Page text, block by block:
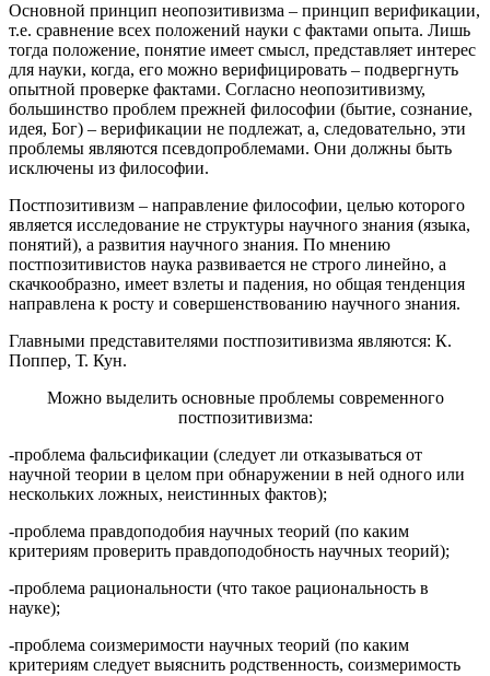
Основной принцип неопозитивизма – принцип верификации,
т.е. сравнение всех положений науки с фактами опыта. Лишь
тогда положение, понятие имеет смысл, представляет интерес
для науки, когда, его можно верифицировать – подвергнуть
опытной проверке фактами. Согласно неопозитивизму,
большинство проблем прежней философии (бытие, сознание,
идея, Бог) – верификации не подлежат, а, следовательно, эти
проблемы являются псевдопроблемами. Они должны быть
исключены из философии.
Постпозитивизм – направление философии, целью которого
является исследование не структуры научного знания (языка,
понятий), а развития научного знания. По мнению
постпозитивистов наука развивается не строго линейно, а
скачкообразно, имеет взлеты и падения, но общая тенденция
направлена к росту и совершенствованию научного знания.
Главными представителями постпозитивизма являются: К.
Поппер, Т. Кун.
Можно выделить основные проблемы современного
постпозитивизма:
-проблема фальсификации (следует ли отказываться от
научной теории в целом при обнаружении в ней одного или
нескольких ложных, неистинных фактов);
-проблема правдоподобия научных теорий (по каким
критериям проверить правдоподобность научных теорий);
-проблема рациональности (что такое рациональность в
науке);
-проблема соизмеримости научных теорий (по каким
критериям следует выяснить родственность, соизмеримость